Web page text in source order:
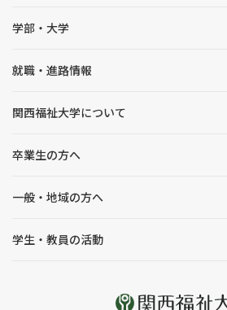
学部・大学
就職・進路情報
関西福祉大学について
卒業生の方へ
一般・地域の方へ
学生・教員の活動